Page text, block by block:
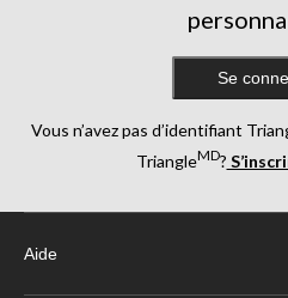
Se
Vous n’avez pas d’identifiant
TriangleMD?
Aide